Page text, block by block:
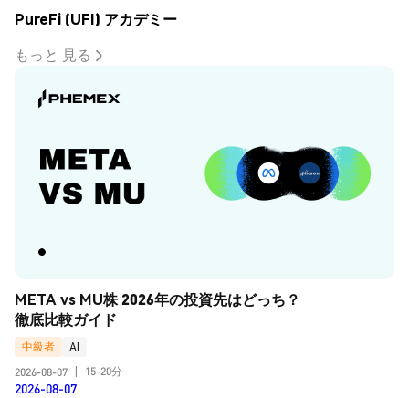
PureFi (UFI) アカデミー
もっと 見る
META vs MU株 2026年の投資先はどっち？
徹底比較ガイド
中級者
AI
2026-08-07
15-20分
2026-08-07